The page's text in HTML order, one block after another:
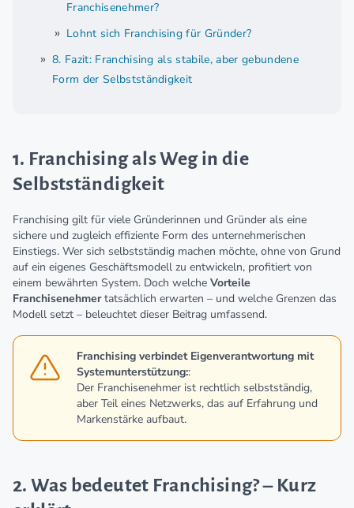
Franchisenehmer?
Lohnt sich Franchising für Gründer?
8. Fazit: Franchising als stabile, aber gebundene
Form der Selbstständigkeit
1. Franchising als Weg in die
Selbstständigkeit
Franchising gilt für viele Gründerinnen und Gründer als eine
sichere und zugleich effiziente Form des unternehmerischen
Einstiegs. Wer sich selbstständig machen möchte, ohne von Grund
auf ein eigenes Geschäftsmodell zu entwickeln, profitiert von
einem bewährten System. Doch welche Vorteile
Franchisenehmertatsächlich erwarten – und welche Grenzen das
Modell setzt – beleuchtet dieser Beitrag umfassend.
Franchising verbindet Eigenverantwortung mit
Systemunterstützung::
Der Franchisenehmer ist rechtlich selbstständig,
aber Teil eines Netzwerks, das auf Erfahrung und
Markenstärke aufbaut.
2. Was bedeutet Franchising? – Kurz